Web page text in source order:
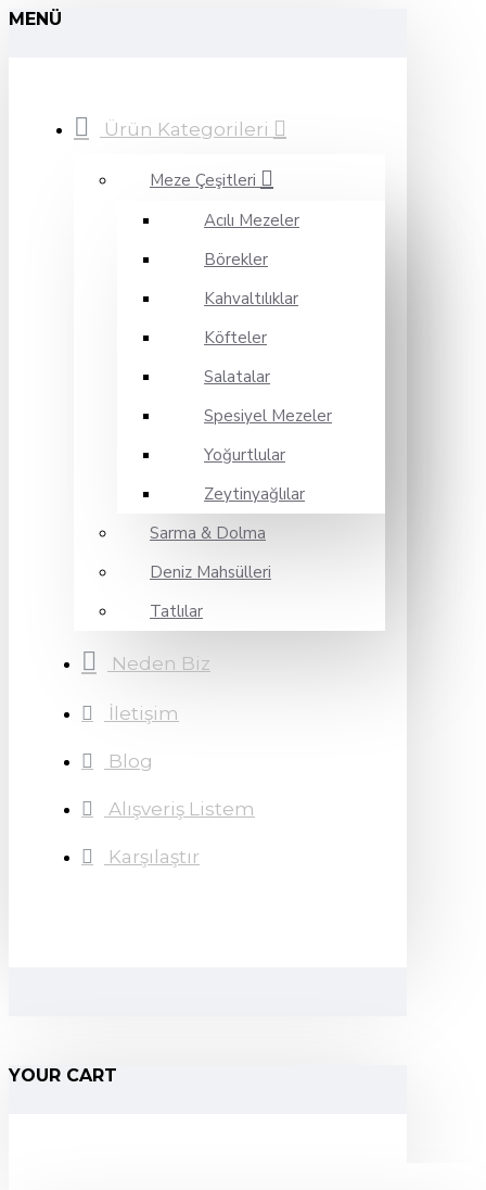
MENÜ
Ürün Kategorileri
Meze Çeşitleri
Acılı Mezeler
Börekler
Kahvaltılıklar
Köfteler
Salatalar
Spesiyel Mezeler
Yoğurtlular
Zeytinyağlılar
Sarma & Dolma
Deniz Mahsülleri
Tatlılar
Neden Biz
İletişim
Blog
Alışveriş Listem
Karşılaştır
YOUR CART